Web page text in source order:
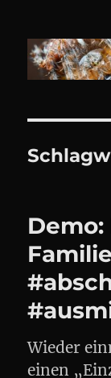
Wieder
einen